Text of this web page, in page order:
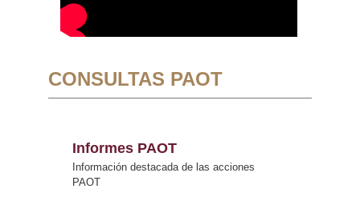
CONSULTAS PAOT
Informes PAOT
Información destacada de las acciones
PAOT